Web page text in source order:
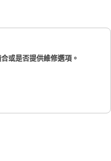
或是否提供維修選項。